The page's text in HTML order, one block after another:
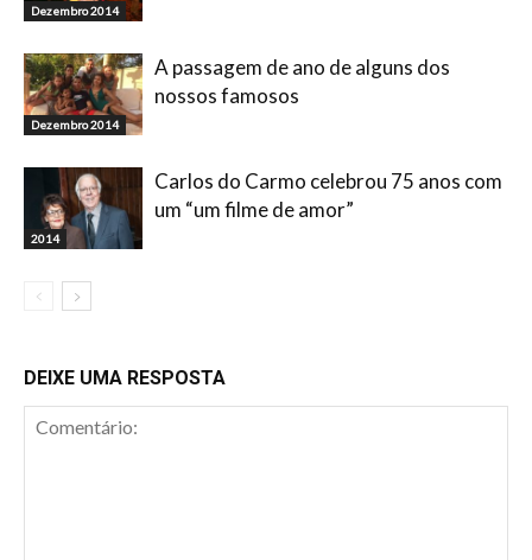
Dezembro 2014
Dezembro 2014
A passagem de ano de alguns dos
nossos famosos
2014
Carlos do Carmo celebrou 75 anos com
um “um filme de amor”
DEIXE UMA RESPOSTA